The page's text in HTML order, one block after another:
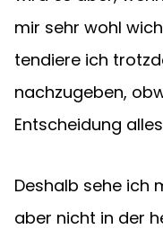
mir sehr wohl
tendiere ich
nachzugeben,
Entscheidung
Deshalb sehe ich
aber nicht in der